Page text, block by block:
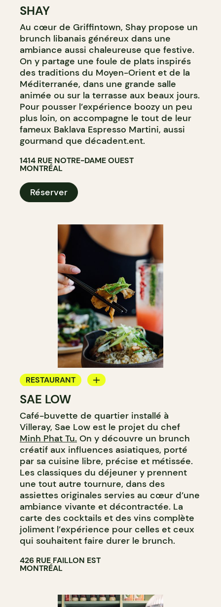
SHAY
Au cœur de Griffintown, Shay propose un
brunch libanais généreux dans une
ambiance aussi chaleureuse que festive.
On y partage une foule de plats inspirés
des traditions du Moyen-Orient et de la
Méditerranée, dans une grande salle
animée ou sur la terrasse aux beaux jours.
Pour pousser l’expérience boozy un peu
plus loin, on accompagne le tout de leur
fameux Baklava Espresso Martini, aussi
gourmand que décadent.ent.
1414 RUE NOTRE-DAME OUEST
MONTRÉAL
Réserver
RESTAURANT
CAFÉ
SAE LOW
Café-buvette de quartier installé à
Villeray, Sae Low est le projet du chef
Minh Phat Tu. On y découvre un brunch
créatif aux influences asiatiques, porté
par sa cuisine libre, précise et métissée.
Les classiques du déjeuner y prennent
une tout autre tournure, dans des
assiettes originales servies au cœur d’une
ambiance vivante et décontractée. La
carte des cocktails et des vins complète
joliment l’expérience pour celles et ceux
qui souhaitent faire durer le brunch.
426 RUE FAILLON EST
MONTRÉAL